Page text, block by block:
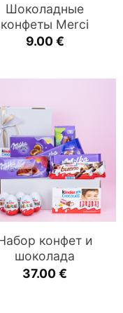
Шоколадные
конфеты Merci
9.00€
конфет и
шоколада
37.00€